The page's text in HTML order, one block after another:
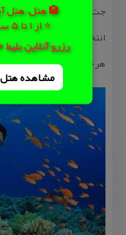
🏨 هتل، هتل
⭐ از 1 تا 5 ستاره | فولبرد | نزدیک حرم
رزرو آنلاین
مشاهده
جت‌اسكی در كیش: اگر
انتخاب كنید، جت‌اسكی
هر جت اسكی ظرفیت ۱ تا ۲ نفر را دارد .